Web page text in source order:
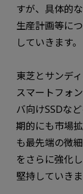
すが、具体的
生産計画等に
していきます。
東芝とサンデ
スマートフォ
バ向けSSDな
期的にも市場
も最先端の微
をさらに強化
堅持していきま